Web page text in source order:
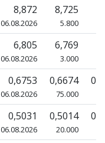
8,872
06.08.2026
8,725
5.800
6,805
06.08.2026
6,769
3.000
0,6753
06.08.2026
0,6674
75.000
0,5031
06.08.2026
0,5014
20.000